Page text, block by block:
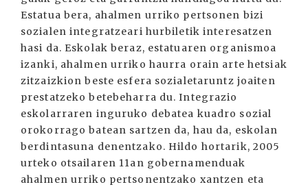
Estatua bera, ahalmen urriko pertsonen bizi
sozialen integratzeari hurbiletik interesatzen
hasi da. Eskolak beraz, estatuaren organismoa
izanki, ahalmen urriko haurra orain arte hetsiak
zitzaizkion beste esfera sozialetaruntz joaiten
prestatzeko betebeharra du. Integrazio
eskolarraren inguruko debatea kuadro sozial
orokorrago batean sartzen da, hau da, eskolan
berdintasuna denentzako. Hildo hortarik, 2005
urteko otsailaren 11an gobernamenduak
ahalmen urriko pertsonentzako xantzen eta